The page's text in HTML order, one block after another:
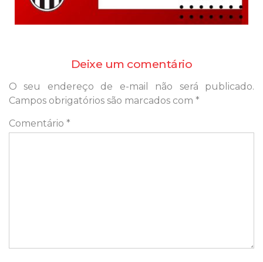
Deixe um comentário
O seu endereço de e-mail não será publicado.
Campos obrigatórios são marcados com *
Comentário *